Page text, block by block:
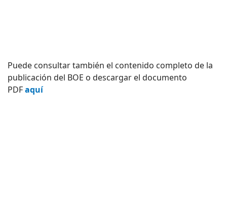
Puede consultar también el contenido completo de la
publicación del BOE o descargar el documento
PDFaquí